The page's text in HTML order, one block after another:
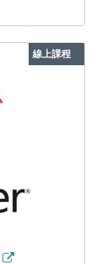
線上課程